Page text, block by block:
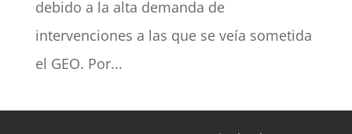
debido a la alta demanda de
intervenciones a las que se veía sometida
el GEO. Por...